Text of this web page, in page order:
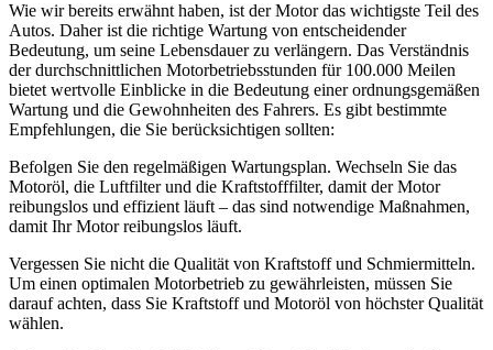
Wie wir bereits erwähnt haben, ist der Motor das wichtigste Teil des
Autos. Daher ist die richtige Wartung von entscheidender
Bedeutung, um seine Lebensdauer zu verlängern. Das Verständnis
der durchschnittlichen Motorbetriebsstunden für 100.000 Meilen
bietet wertvolle Einblicke in die Bedeutung einer ordnungsgemäßen
Wartung und die Gewohnheiten des Fahrers. Es gibt bestimmte
Empfehlungen, die Sie berücksichtigen sollten:
Befolgen Sie den regelmäßigen Wartungsplan. Wechseln Sie das
Motoröl, die Luftfilter und die Kraftstofffilter, damit der Motor
reibungslos und effizient läuft – das sind notwendige Maßnahmen,
damit Ihr Motor reibungslos läuft.
Vergessen Sie nicht die Qualität von Kraftstoff und Schmiermitteln.
Um einen optimalen Motorbetrieb zu gewährleisten, müssen Sie
darauf achten, dass Sie Kraftstoff und Motoröl von höchster Qualität
wählen.